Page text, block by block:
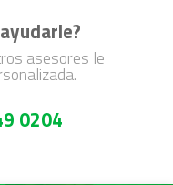
asesores le
0204